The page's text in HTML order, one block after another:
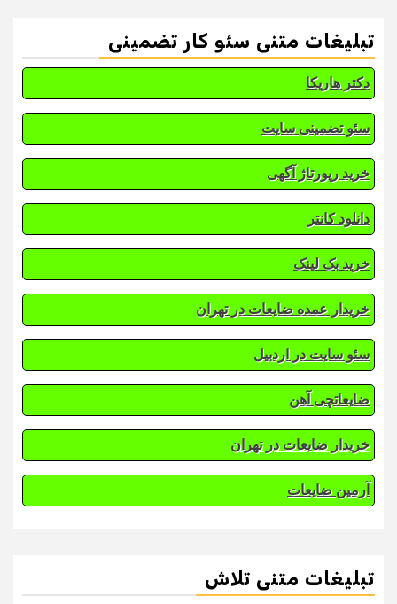
تبلیغات متنی سئو کار تضمینی
دکتر هاریکا
سئو تضمینی سایت
خرید رپورتاژ آگهی
دانلود کانتر
خرید بک لینک
خریدار عمده ضایعات در تهران
سئو سایت در اردبیل
ضایعاتچی آهن
خریدار ضایعات در تهران
آرمین ضایعات
تبلیغات متنی تلاش